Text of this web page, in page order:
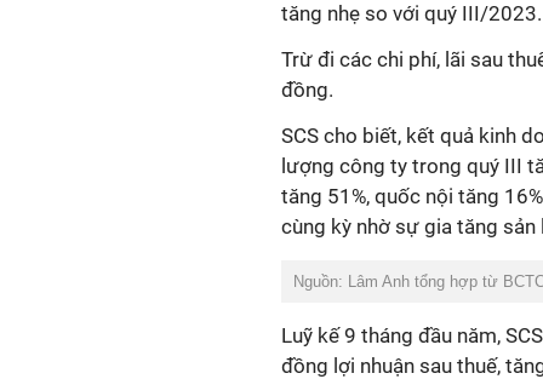
tăng nhẹ so với quý III/2023.
Trừ đi các chi phí, lãi sau
đồng.
SCS cho biết, kết quả kinh
lượng công ty trong quý III
tăng 51%, quốc nội tăng
cùng kỳ nhờ sự gia tăng
Nguồn: Lâm Anh tổng hợp từ
Luỹ kế 9 tháng đầu năm,
đồng lợi nhuận sau thuế,